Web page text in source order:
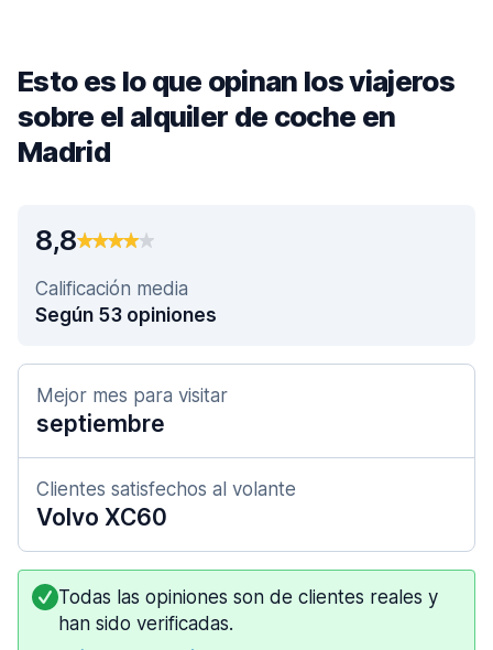
Esto es lo que opinan los viajeros
sobre el alquiler de coche en
Madrid
8,8
Calificación media
Según 53 opiniones
Mejor mes para visitar
septiembre
Clientes satisfechos al volante
Volvo XC60
Todas las opiniones son de clientes reales y
han sido verificadas.